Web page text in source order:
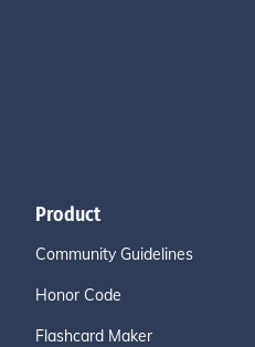
Product
Community Guidelines
Honor Code
Flashcard Maker